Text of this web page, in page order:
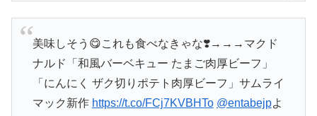
美味しそう😋これも食べなきゃな❣️→→→マクド
ナルド「和風バーベキュー たまご肉厚ビーフ」
「にんにく ザク切りポテト肉厚ビーフ」サムライ
マック新作 https://t.co/FCj7KVBHTo @entabejpよ